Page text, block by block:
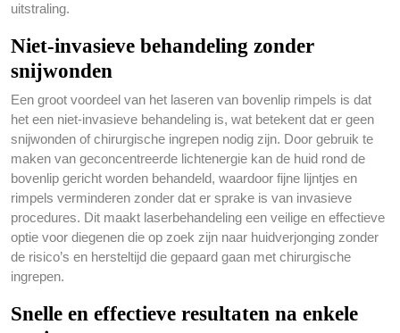
uitstraling.
Niet-invasieve behandeling zonder
snijwonden
Een groot voordeel van het laseren van bovenlip rimpels is dat
het een niet-invasieve behandeling is, wat betekent dat er geen
snijwonden of chirurgische ingrepen nodig zijn. Door gebruik te
maken van geconcentreerde lichtenergie kan de huid rond de
bovenlip gericht worden behandeld, waardoor fijne lijntjes en
rimpels verminderen zonder dat er sprake is van invasieve
procedures. Dit maakt laserbehandeling een veilige en effectieve
optie voor diegenen die op zoek zijn naar huidverjonging zonder
de risico’s en hersteltijd die gepaard gaan met chirurgische
ingrepen.
Snelle en effectieve resultaten na enkele